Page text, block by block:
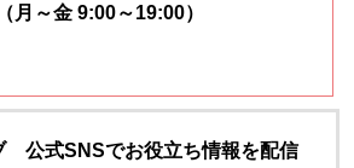
（月～金 9:00～19:00）
公式SNSでお役立ち情報を配信